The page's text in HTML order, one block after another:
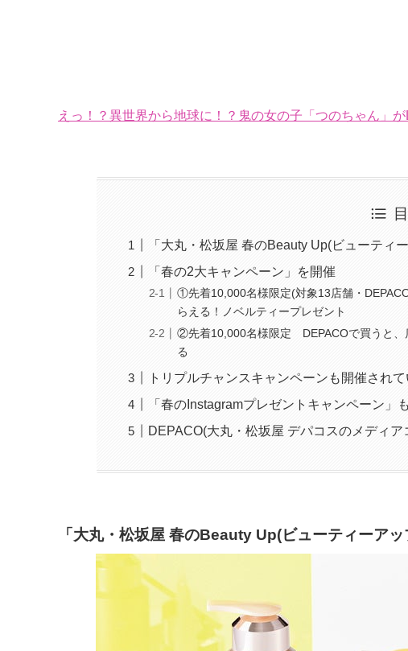
えっ！？異世界から地球に！？鬼の女の子「つのちゃん」
「大丸・松坂屋 春のBeauty Up(ビューティ
「春の2大キャンペーン」を開催
①先着10,000名様限定(対象13店舗・
らえる！ノベルティープレゼント
②先着10,000名様限定 DEPACOで買うと、
る
トリプルチャンスキャンペーンも開催され
「春のInstagramプレゼントキャンペーン」
DEPACO(大丸・松坂屋 デパコスのメディア
「大丸・松坂屋 春のBeauty Up(ビューティーア